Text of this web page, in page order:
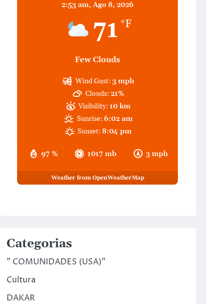
2:53 am,Ago 8, 2026
71 °F
Few Clouds
97 % 1017 mb 3 mph
Wind Gust:3 mph
Clouds:21%
Visibility: 10 km
Sunrise:6:02 am
Sunset:8:04 pm
Weather from OpenWeatherMap
Categorias
" COMUNIDADES (USA)"
Cultura
DAKAR